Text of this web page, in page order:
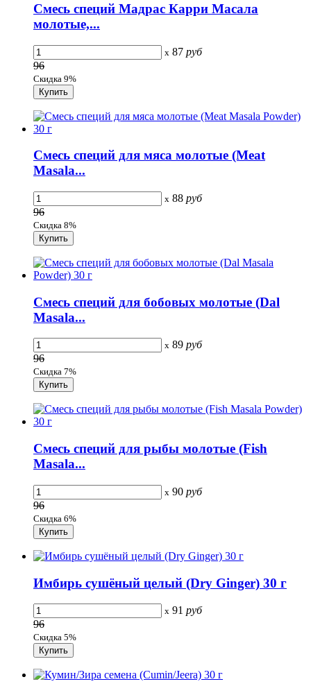
Смесь специй Мадрас Карри Масала
молотые,...
x 87 руб
96
Скидка 9%
Смесь специй для мяса молотые (Meat
Masala...
x 88 руб
96
Скидка 8%
Смесь специй для бобовых молотые (Dal
Masala...
x 89 руб
96
Скидка 7%
Смесь специй для рыбы молотые (Fish
Masala...
x 90 руб
96
Скидка 6%
Имбирь сушёный целый (Dry Ginger) 30 г
x 91 руб
96
Скидка 5%